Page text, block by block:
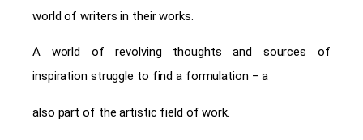
world of writers in their works.
A world of revolving thoughts and sources of
inspiration struggle to find a formulation – a
also part of the artistic field of work.